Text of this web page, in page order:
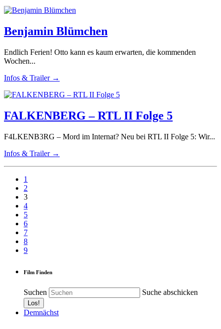
Benjamin Blümchen
Endlich Ferien! Otto kann es kaum erwarten, die kommenden
Wochen...
Infos & Trailer →
FALKENBERG – RTL II Folge 5
F4LKENB3RG – Mord im Internat? Neu bei RTL II Folge 5: Wir...
Infos & Trailer →
1
2
3
4
5
6
7
8
9
Film Finden
Suchen Suche abschicken
Demnächst